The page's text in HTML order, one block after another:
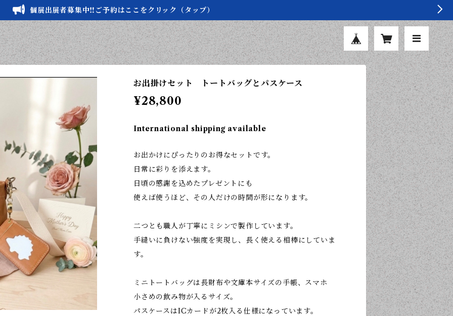
個展出展者募集中‼️ご予約はここをクリック（タップ）
お出掛けセット トートバッグとパスケース
¥28,800
International shipping available
お出かけにぴったりのお得なセットです。
日常に彩りを添えます。
日頃の感謝を込めたプレゼントにも
使えば使うほど、その人だけの時間が形になります。
二つとも職人が丁寧にミシンで製作しています。
手縫いに負けない強度を実現し、長く使える相棒にしていま
す。
ミニトートバッグは長財布や文庫本サイズの手帳、スマホ
小さめの飲み物が入るサイズ。
パスケースはICカードが2枚入る仕様になっています。